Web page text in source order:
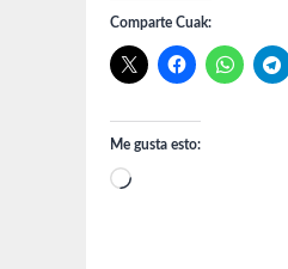
Comparte Cuak:
Me gusta esto:
Cargando...